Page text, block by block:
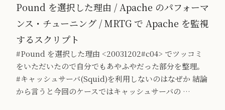
Pound を選択した理由 / Apache のパフォーマ
ンス・チューニング / MRTG で Apache を監視
するスクリプト
#Pound を選択した理由 <20031202#c04> でツッコミ
をいただいたので自分でもあやふやだった部分を整理。
#キャッシュサーバ(Squid)を利用しないのはなぜか 結論
から言うと今回のケースではキャッシュサーバの …